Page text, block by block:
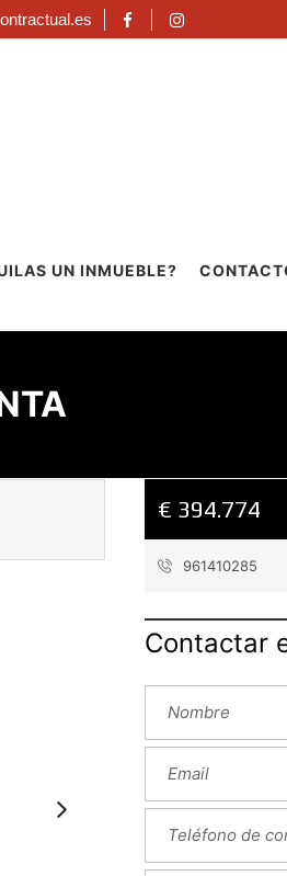
UN INMUEBLE?
Next
€ 394.774
961410285
Contactar